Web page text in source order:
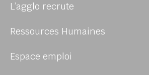
L’agglo recrute
Ressources Humaines
Espace emploi